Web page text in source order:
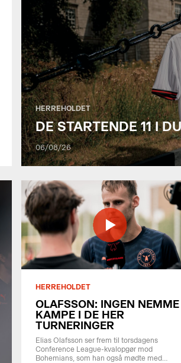
HERREHOLDET
DE STARTENDE 11 I
06/08/26
HERREHOLDET
OLAFSSON: INGEN NEMME
KAMPE I DE HER
TURNERINGER
Elias Olafsson ser frem til torsdagens
Conference League-kvalopgør mod
Bohemians, som han også mødte med…